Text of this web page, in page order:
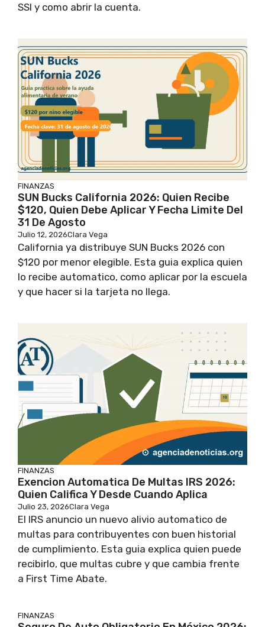
SSI y como abrir la cuenta.
FINANZAS
SUN Bucks California 2026: Quien Recibe
$120, Quien Debe Aplicar Y Fecha Limite Del
31 De Agosto
Julio 12, 2026Clara Vega
California ya distribuye SUN Bucks 2026 con
$120 por menor elegible. Esta guia explica quien
lo recibe automatico, como aplicar por la escuela
y que hacer si la tarjeta no llega.
FINANZAS
Exencion Automatica De Multas IRS 2026:
Quien Califica Y Desde Cuando Aplica
Julio 23, 2026Clara Vega
El IRS anuncio un nuevo alivio automatico de
multas para contribuyentes con buen historial
de cumplimiento. Esta guia explica quien puede
recibirlo, que multas cubre y que cambia frente
a First Time Abate.
FINANZAS